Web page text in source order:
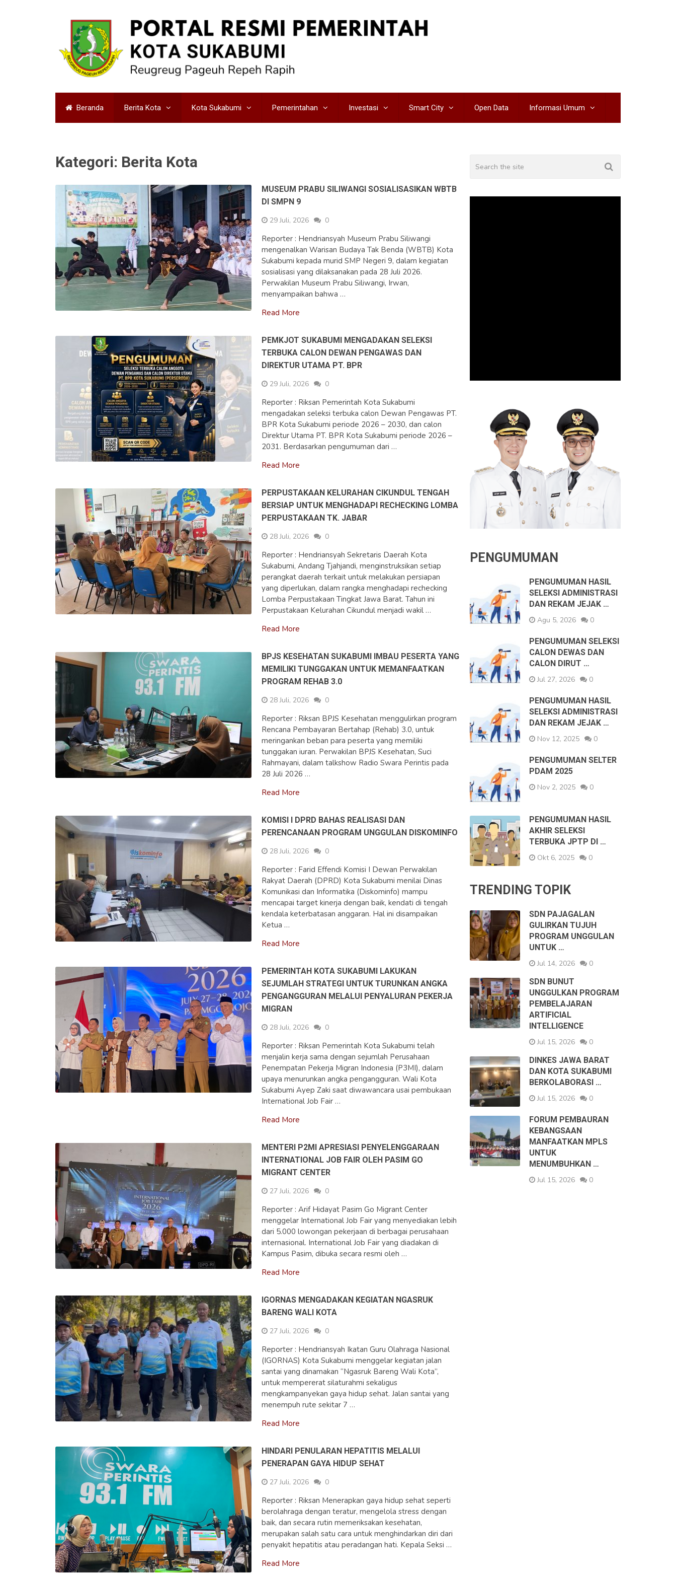
Beranda Berita Kota Kota Sukabumi Pemerintahan Investasi Smart City Open Data Informasi Umum
Kategori: Berita Kota
MUSEUM PRABU SILIWANGI SOSIALISASIKAN WBTB
DI SMPN 9
29 Juli, 2026
0
Reporter : Hendriansyah Museum Prabu Siliwangi
mengenalkan Warisan Budaya Tak Benda (WBTB) Kota
Sukabumi kepada murid SMP Negeri 9, dalam kegiatan
sosialisasi yang dilaksanakan pada 28 Juli 2026.
Perwakilan Museum Prabu Siliwangi, Irwan,
menyampaikan bahwa …
Read More
PEMKJOT SUKABUMI MENGADAKAN SELEKSI
TERBUKA CALON DEWAN PENGAWAS DAN
DIREKTUR UTAMA PT. BPR
29 Juli, 2026
0
Reporter : Riksan Pemerintah Kota Sukabumi
mengadakan seleksi terbuka calon Dewan Pengawas PT.
BPR Kota Sukabumi periode 2026 – 2030, dan calon
Direktur Utama PT. BPR Kota Sukabumi periode 2026 –
2031. Berdasarkan pengumuman dari …
Read More
PERPUSTAKAAN KELURAHAN CIKUNDUL TENGAH
BERSIAP UNTUK MENGHADAPI RECHECKING LOMBA
PERPUSTAKAAN TK. JABAR
28 Juli, 2026
0
Reporter : Hendriansyah Sekretaris Daerah Kota
Sukabumi, Andang Tjahjandi, menginstruksikan setiap
perangkat daerah terkait untuk melakukan persiapan
yang diperlukan, dalam rangka menghadapi rechecking
Lomba Perpustakaan Tingkat Jawa Barat. Tahun ini
Perpustakaan Kelurahan Cikundul menjadi wakil …
Read More
BPJS KESEHATAN SUKABUMI IMBAU PESERTA YANG
MEMILIKI TUNGGAKAN UNTUK MEMANFAATKAN
PROGRAM REHAB 3.0
28 Juli, 2026
0
Reporter : Riksan BPJS Kesehatan menggulirkan program
Rencana Pembayaran Bertahap (Rehab) 3.0, untuk
meringankan beban para peserta yang memiliki
tunggakan iuran. Perwakilan BPJS Kesehatan, Suci
Rahmayani, dalam talkshow Radio Swara Perintis pada
28 Juli 2026 …
Read More
KOMISI I DPRD BAHAS REALISASI DAN
PERENCANAAN PROGRAM UNGGULAN DISKOMINFO
28 Juli, 2026
0
Reporter : Farid Effendi Komisi I Dewan Perwakilan
Rakyat Daerah (DPRD) Kota Sukabumi menilai Dinas
Komunikasi dan Informatika (Diskominfo) mampu
mencapai target kinerja dengan baik, kendati di tengah
kendala keterbatasan anggaran. Hal ini disampaikan
Ketua …
Read More
PEMERINTAH KOTA SUKABUMI LAKUKAN
SEJUMLAH STRATEGI UNTUK TURUNKAN ANGKA
PENGANGGURAN MELALUI PENYALURAN PEKERJA
MIGRAN
28 Juli, 2026
0
Reporter : Riksan Pemerintah Kota Sukabumi telah
menjalin kerja sama dengan sejumlah Perusahaan
Penempatan Pekerja Migran Indonesia (P3MI), dalam
upaya menurunkan angka pengangguran. Wali Kota
Sukabumi Ayep Zaki saat diwawancara usai pembukaan
International Job Fair …
Read More
MENTERI P2MI APRESIASI PENYELENGGARAAN
INTERNATIONAL JOB FAIR OLEH PASIM GO
MIGRANT CENTER
27 Juli, 2026
0
Reporter : Arif Hidayat Pasim Go Migrant Center
menggelar International Job Fair yang menyediakan lebih
dari 5.000 lowongan pekerjaan di berbagai perusahaan
internasional. International Job Fair yang diadakan di
Kampus Pasim, dibuka secara resmi oleh …
Read More
IGORNAS MENGADAKAN KEGIATAN NGASRUK
BARENG WALI KOTA
27 Juli, 2026
0
Reporter : Hendriansyah Ikatan Guru Olahraga Nasional
(IGORNAS) Kota Sukabumi menggelar kegiatan jalan
santai yang dinamakan “Ngasruk Bareng Wali Kota”,
untuk mempererat silaturahmi sekaligus
mengkampanyekan gaya hidup sehat. Jalan santai yang
menempuh rute sekitar 7 …
Read More
HINDARI PENULARAN HEPATITIS MELALUI
PENERAPAN GAYA HIDUP SEHAT
27 Juli, 2026
0
Reporter : Riksan Menerapkan gaya hidup sehat seperti
berolahraga dengan teratur, mengelola stress dengan
baik, dan secara rutin memeriksakan kesehatan,
merupakan salah satu cara untuk menghindarkan diri dari
penyakit hepatitis atau peradangan hati. Kepala Seksi …
Read More
PENGUMUMAN
PENGUMUMAN HASIL
SELEKSI ADMINISTRASI
DAN REKAM JEJAK …
Agu 5, 2026
0
PENGUMUMAN SELEKSI
CALON DEWAS DAN
CALON DIRUT …
Jul 27, 2026
0
PENGUMUMAN HASIL
SELEKSI ADMINISTRASI
DAN REKAM JEJAK …
Nov 12, 2025
0
PENGUMUMAN SELTER
PDAM 2025
Nov 2, 2025
0
PENGUMUMAN HASIL
AKHIR SELEKSI
TERBUKA JPTP DI …
Okt 6, 2025
0
TRENDING TOPIK
SDN PAJAGALAN
GULIRKAN TUJUH
PROGRAM UNGGULAN
UNTUK …
Jul 14, 2026
0
SDN BUNUT
UNGGULKAN PROGRAM
PEMBELAJARAN
ARTIFICIAL
INTELLIGENCE
Jul 15, 2026
0
DINKES JAWA BARAT
DAN KOTA SUKABUMI
BERKOLABORASI …
Jul 15, 2026
0
FORUM PEMBAURAN
KEBANGSAAN
MANFAATKAN MPLS
UNTUK
MENUMBUHKAN …
Jul 15, 2026
0